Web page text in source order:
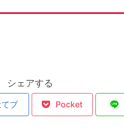
シェアする
てブ Pocket